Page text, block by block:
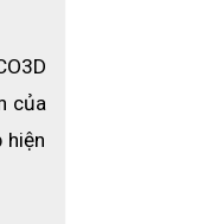
của
hiện